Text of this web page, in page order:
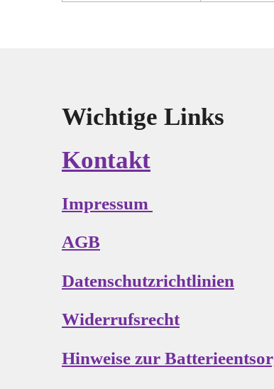
Wichtige Links
Kontakt
Impressum
AGB
Datenschutzrichtlinien
Widerrufsrecht
Hinweise zur